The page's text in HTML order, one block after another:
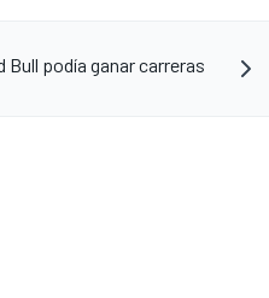
Bull podía ganar carreras